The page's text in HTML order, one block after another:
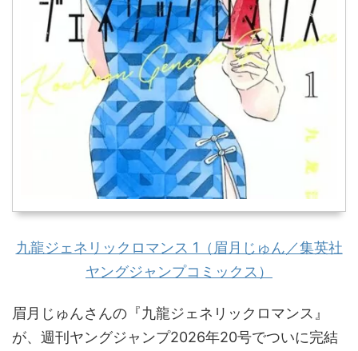
九龍ジェネリックロマンス 1（眉月じゅん／集英社
ヤングジャンプコミックス）
眉月じゅんさんの『九龍ジェネリックロマンス』
が、週刊ヤングジャンプ2026年20号でついに完結